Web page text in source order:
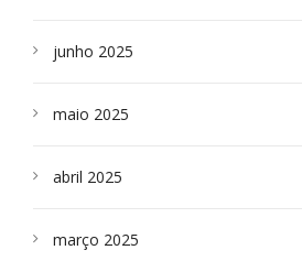
junho 2025
maio 2025
abril 2025
março 2025